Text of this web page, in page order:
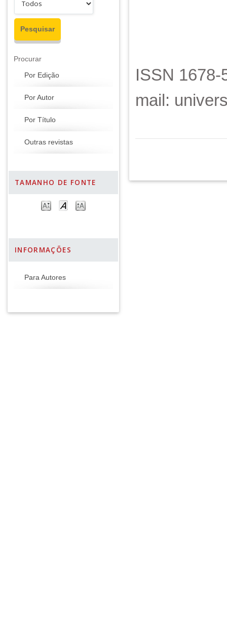
Procurar
Por Edição
Por Autor
Por Título
Outras revistas
TAMANHO DE FONTE
INFORMAÇÕES
Para Autores
ISSN
mail: